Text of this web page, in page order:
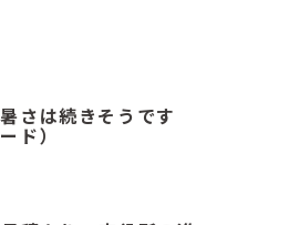
さは続きそうです
ド）